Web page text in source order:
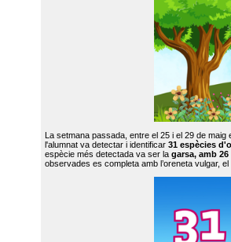
La setmana passada, entre el 25 i el 29 de
l'alumnat va detectar i identificar 31 espècies
espècie més detectada va ser la garsa, amb
observades es completa amb l’oreneta vulgar,